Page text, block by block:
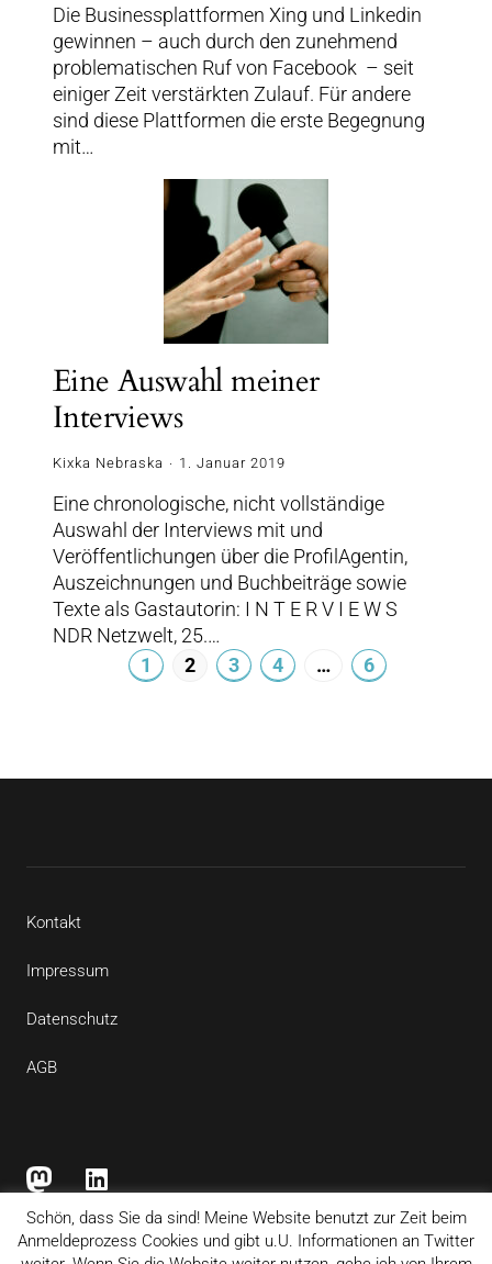
Die Businessplattformen Xing und Linkedin
gewinnen – auch durch den zunehmend
problematischen Ruf von Facebook – seit
einiger Zeit verstärkten Zulauf. Für andere
sind diese Plattformen die erste Begegnung
mit…
Eine Auswahl meiner
Interviews
Kixka Nebraska 1. Januar 2019
Eine chronologische, nicht vollständige
Auswahl der Interviews mit und
Veröffentlichungen über die ProfilAgentin,
Auszeichnungen und Buchbeiträge sowie
Texte als Gastautorin: I N T E R V I E W S
NDR Netzwelt, 25.…
1
2 3 4 … 6
Kontakt
Impressum
Datenschutz
AGB
MastodonLinkedIn
Schön, dass Sie da sind! Meine Website benutzt zur Zeit beim
Anmeldeprozess Cookies und gibt u.U. Informationen an Twitter